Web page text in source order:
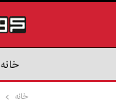
خانه
خانه